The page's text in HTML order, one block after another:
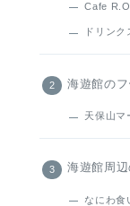
Cafe
ドリン
海遊館の
天保山マ
海遊館周
なにわ食